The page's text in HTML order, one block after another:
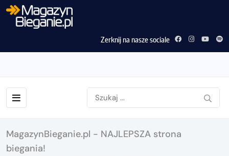
Zerknij na nasze sociale
MagazynBieganie.pl - NAJLEPSZA strona
biegania!